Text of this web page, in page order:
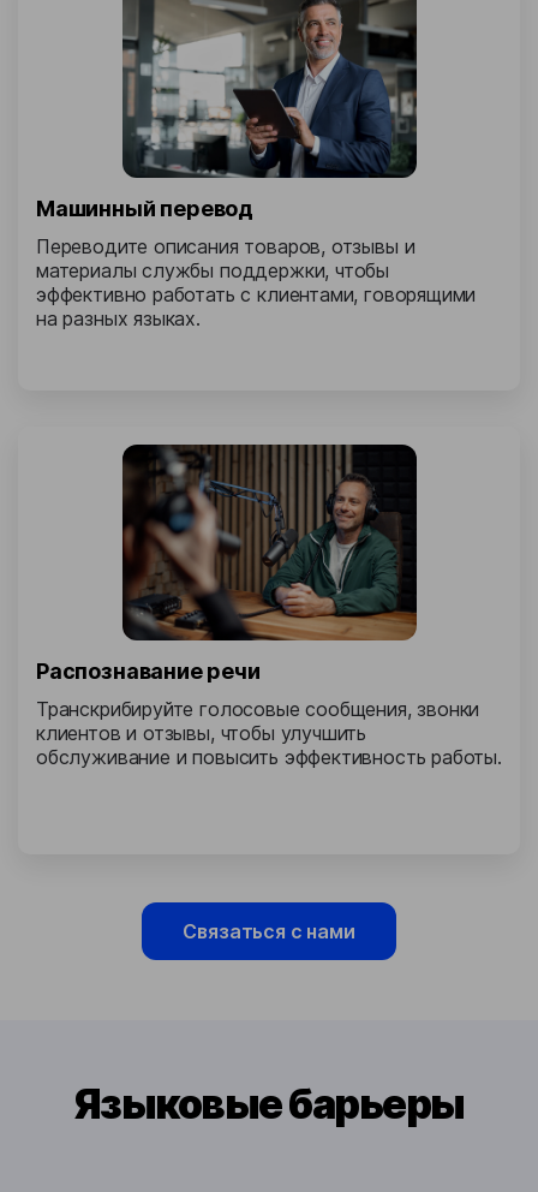
Машинный перевод
Переводите описания товаров, отзывы и
материалы службы поддержки, чтобы
эффективно работать с клиентами, говорящими
на разных языках.
Распознавание речи
Транскрибируйте голосовые сообщения, звонки
клиентов и отзывы, чтобы улучшить
обслуживание и повысить эффективность работы.
Связаться с нами
Языковые барьеры